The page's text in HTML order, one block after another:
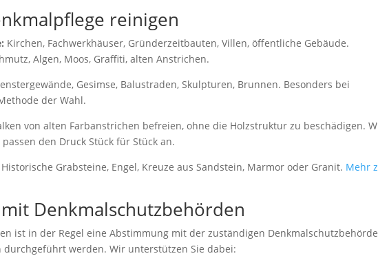
reinigen
Kirchen, Fachwerkhäuser, Gründerzeitbauten, Villen, öffentliche Gebäude.
Algen, Moos, Graffiti, alten Anstrichen.
Gesimse, Balustraden, Skulpturen, Brunnen. Besonders bei
der Wahl.
von alten Farbanstrichen befreien, ohne die Holzstruktur zu beschädigen.
den Druck Stück für Stück an.
Historische Grabsteine, Engel, Kreuze aus Sandstein, Marmor oder Granit. Mehr
Denkmalschutzbehörden
ist in der Regel eine Abstimmung mit der zuständigen Denkmalschutzbehörde
durchgeführt werden. Wir unterstützen Sie dabei: